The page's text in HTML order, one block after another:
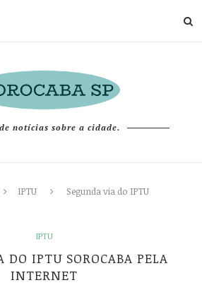
notícias sobre a cidade.
IPTU
Segunda via do IPTU
IPTU
DO IPTU SOROCABA PELA
INTERNET